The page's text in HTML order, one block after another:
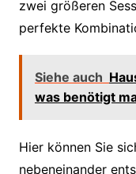
zwei größeren
perfekte
Siehe auch
was benötigt
Hier können Sie
nebeneinander